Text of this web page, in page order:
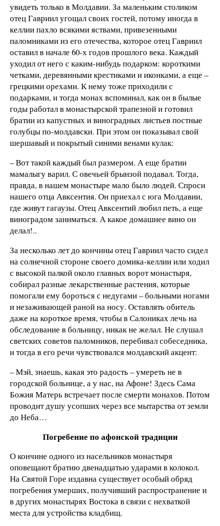
увидеть только в Молдавии. За маленьким столиком
отец Гавриил угощал своих гостей, потому иногда в
келлии пахло всякими яствами, привезенными
паломниками из его отечества, которое отец Гавриил
оставил в начале 60-х годов прошлого века. Каждый
уходил от него с каким-нибудь подарком: короткими
четками, деревянными крестиками и иконками, а еще –
грецкими орехами. К нему тоже приходили с
подарками, и тогда монах вспоминал, как он в былые
годы работал в монастырской трапезной и готовил
братии из капустных и виноградных листьев постные
голубцы по-молдавски. При этом он показывал свой
шершавый и покрытый синими венами кулак:
– Вот такой каждый был размером. А еще братии
мамалыгу варил. С овечьей брынзой подавал. Тогда,
правда, в нашем монастыре мало было людей. Спроси
нашего отца Авксентия. Он приехал с юга Молдавии,
где живут гагаузы. Отец Авксентий любил петь, а еще
виноградом заниматься. А какое домашнее вино он
делал!..
За несколько лет до кончины отец Гавриил часто сидел
на солнечной стороне своего домика-келлии или ходил
с высокой палкой около главных ворот монастыря,
собирал разные лекарственные растения, которые
помогали ему бороться с недугами – больными ногами
и незаживающей раной на носу. Оставлять обитель
даже на короткое время, чтобы в Салониках лечь на
обследование в больницу, никак не желал. Не слушал
светских советов паломников, перебивал собеседника,
и тогда в его речи чувствовался молдавский акцент:
– Мэй, знаешь, какая это радость – умереть не в
городской больнице, а у нас, на Афоне! Здесь Сама
Божия Матерь встречает после смерти монахов. Потом
проводит душу усопших через все мытарства от земли
до Неба…
Погребение по афонской традиции
О кончине одного из насельников монастыря
оповещают братию двенадцатью ударами в колокол.
На Святой Горе издавна существует особый обряд
погребения умерших, получивший распространение и
в других монастырях Востока в связи с нехваткой
места для устройства кладбищ.